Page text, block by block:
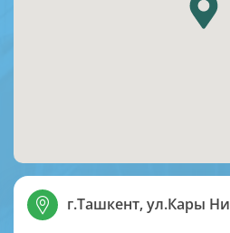
г.Ташкент, ул.Кары